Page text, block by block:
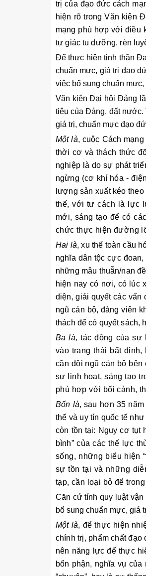
trị của đạo đức cách
hiện rõ trong Văn kiện
mạng phù hợp với điều
tự giác tu dưỡng, rèn
Để thực hiện tinh thần
chuẩn mực, giá trị đạo
việc bổ sung chuẩn
Văn kiện Đại hội Đảng
tiêu của Đảng, đất nước.
giá trị, chuẩn mực đạo
Một là, cuộc Cách
thời cơ và thách thức
nghiệp là do sự phát
ngừng (cơ khí hóa -
lượng sản xuất kéo
thế, với tư cách là lực
mới, sáng tạo để có
chức thực hiện đường
Hai là, xu thế toàn cầu
nghĩa dân tộc cực
những mâu thuẫn/nan
hiện nay có nơi, có lúc
diện, giải quyết các vấn
ngũ cán bộ, đảng viên
thách để có quyết sách,
Ba là, tác động của sự
vào trạng thái bất
cần đội ngũ cán bộ bên
sự linh hoạt, sáng tạo
phù hợp với bối cảnh,
Bốn là, sau hơn 35
thế và uy tín quốc tế
còn tồn tại: Nguy cơ tụt
bình” của các thế lực
sống, những biểu hiện
sự tồn tại và những
tạp, cần loại bỏ để
Căn cứ tính quy luật
bổ sung chuẩn mực, giá
Một là, để thực hiện
chính trị, phẩm chất đạo
nên năng lực để thực
bổn phận, nghĩa vụ